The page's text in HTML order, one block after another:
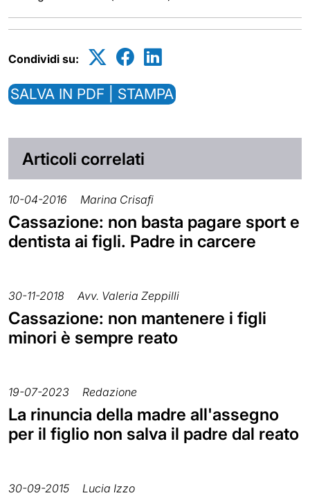
Condividi su:
SALVA IN PDF | STAMPA
Articoli correlati
10-04-2016 Marina Crisafi
Cassazione: non basta pagare sport e
dentista ai figli. Padre in carcere
30-11-2018 Avv. Valeria Zeppilli
Cassazione: non mantenere i figli
minori è sempre reato
19-07-2023 Redazione
La rinuncia della madre all'assegno
per il figlio non salva il padre dal reato
30-09-2015 Lucia Izzo